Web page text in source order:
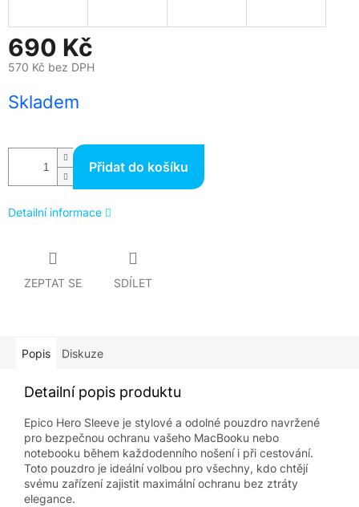
690 Kč
570 Kč bez DPH
cena:
Skladem
Přidat do košíku
Detailní informace
ZEPTAT SE SDÍLET
Popis Diskuze
Detailní popis produktu
Epico Hero Sleeve je stylové a odolné pouzdro navržené
pro bezpečnou ochranu vašeho MacBooku nebo
notebooku během každodenního nošení i při cestování.
Toto pouzdro je ideální volbou pro všechny, kdo chtějí
svému zařízení zajistit maximální ochranu bez ztráty
elegance.